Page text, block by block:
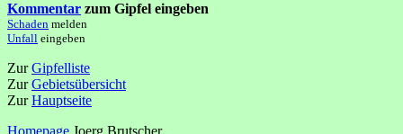
Kommentar zum Gipfel eingeben
Schaden melden
Unfall eingeben
ZurGipfelliste
ZurGebietsübersicht
ZurHauptseite